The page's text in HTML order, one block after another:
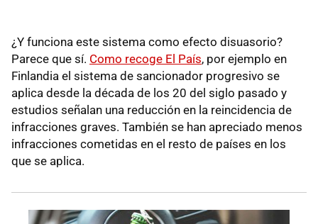
¿Y funciona este sistema como efecto disuasorio?
Parece que sí. Como recoge El País, por ejemplo en
Finlandia el sistema de sancionador progresivo se
aplica desde la década de los 20 del siglo pasado y
estudios señalan una reducción en la reincidencia de
infracciones graves. También se han apreciado menos
infracciones cometidas en el resto de países en los
que se aplica.